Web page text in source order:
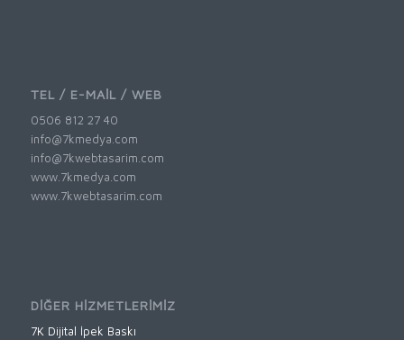
TEL / E-MAİL / WEB
0506 812 27 40
info@7kmedya.com
info@7kwebtasarim.com
www.7kmedya.com
www.7kwebtasarim.com
DİĞER HİZMETLERİMİZ
7K Dijital İpek Baskı